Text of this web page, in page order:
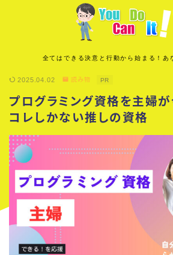
全てはできる決意と行動から始まる！あ
運営者情報
プライバシーポリシー
プロフィール
2025.04.02 読み物 PR
プログラミング資格を主婦
コレしかない推しの資格